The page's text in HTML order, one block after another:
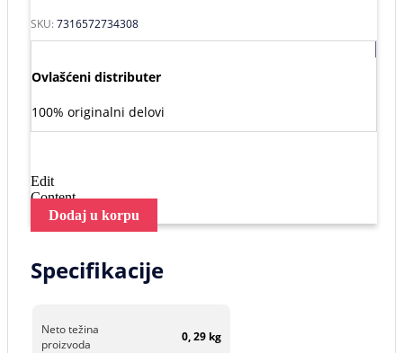
SKU:7316572734308
Ovlašćeni distributer
100% originalni delovi
Edit
Content
Dodaj u korpu
Specifikacije
Neto težina
proizvoda
0, 29 kg